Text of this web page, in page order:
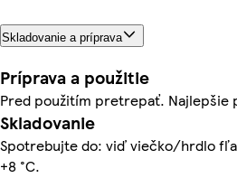
Skladovanie a príprava
Príprava a použitie
Pred použitím pretrepať. Najlepšie
Skladovanie
Spotrebujte do: viď viečko/hrdlo
+8 °C.